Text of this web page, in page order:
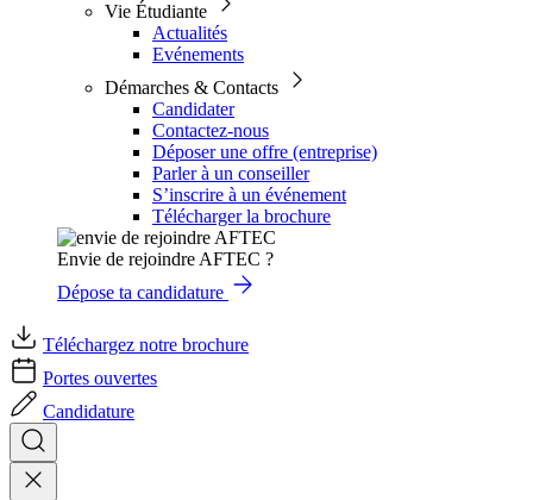
Vie Étudiante
Actualités
Evénements
Démarches & Contacts
Candidater
Contactez-nous
Déposer une offre (entreprise)
Parler à un conseiller
S’inscrire à un événement
Télécharger la brochure
Envie de rejoindre AFTEC ?
Dépose ta candidature
Téléchargez notre brochure
Portes ouvertes
Candidature